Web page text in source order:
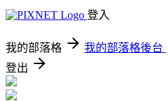
登入
我的部落格 我的部落格後台
登出